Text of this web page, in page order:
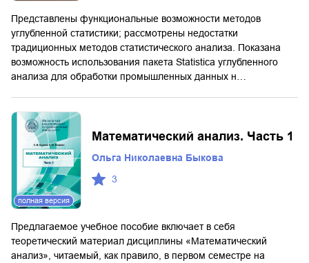
Представлены функциональные возможности методов
углубленной статистики; рассмотрены недостатки
традиционных методов статистического анализа. Показана
возможность использования пакета Statistica углубленного
анализа для обработки промышленных данных н…
полная версия
Математический анализ. Часть 1
Ольга Николаевна Быкова
3
Предлагаемое учебное пособие включает в себя
теоретический материал дисциплины «Математический
анализ», читаемый, как правило, в первом семестре на